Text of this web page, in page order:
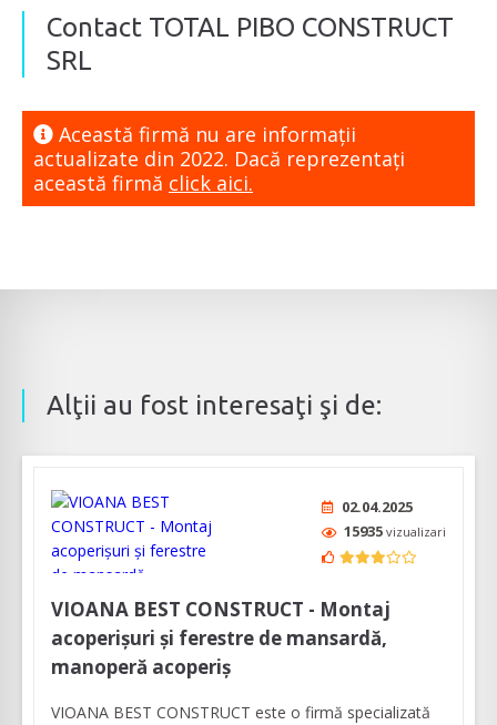
Contact TOTAL PIBO CONSTRUCT
SRL
Această firmă nu are informaţii
actualizate din 2022. Dacă reprezentaţi
această firmă click aici.
Alţii au fost interesaţi şi de:
02.04.2025
15935 vizualizari
VIOANA BEST CONSTRUCT - Montaj
acoperișuri și ferestre de mansardă,
manoperă acoperiș
VIOANA BEST CONSTRUCT este o firmă specializată